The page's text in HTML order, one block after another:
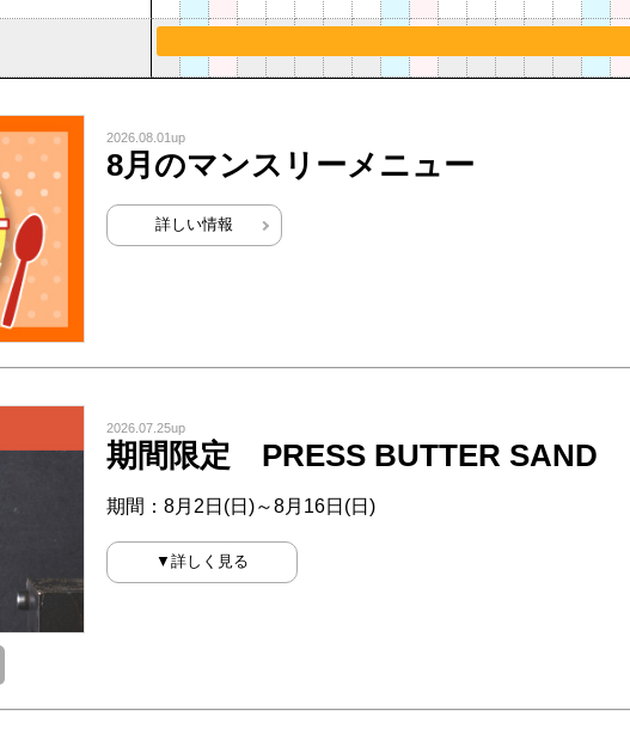
2026.08.01up
8月のマンスリーメニュー
詳しい情報
2026.07.25up
期間限定 PRESS BUTTER SAND
期間：8月2日(日)～8月16日(日)
▼詳しく見る